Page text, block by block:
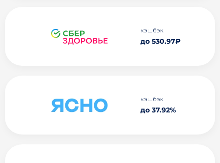
кэшбэк
до 530.97₽
кэшбэк
до 37.92%